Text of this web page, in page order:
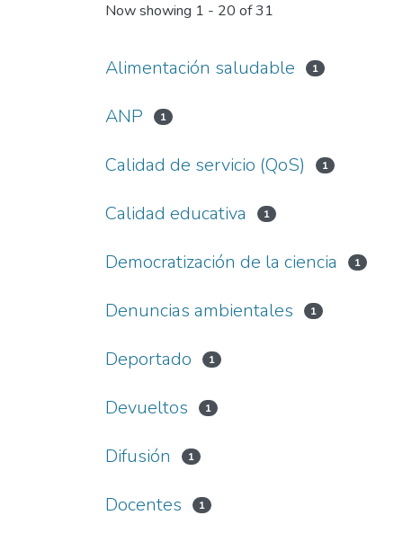
Now showing 1 - 20 of 31
Alimentación saludable 1
ANP 1
Calidad de servicio (QoS) 1
Calidad educativa 1
Democratización de la ciencia 1
Denuncias ambientales 1
Deportado 1
Devueltos 1
Difusión 1
Docentes 1